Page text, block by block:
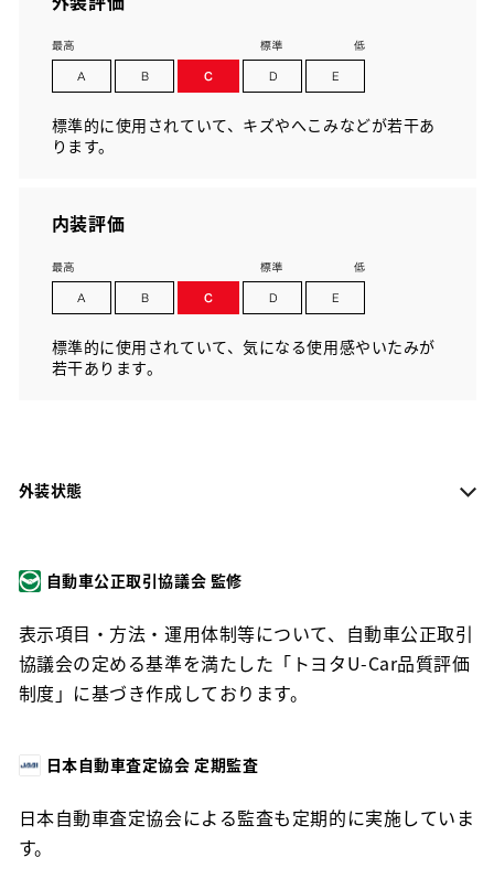
標準的に使用されていて、キズやへこみなどが若干あ
ります。
内装評価
標準的に使用されていて、気になる使用感やいたみが
若干あります。
外装状態
自動車公正取引協議会 監修
表示項目・方法・運用体制等について、自動車公正取引
協議会の定める基準を満たした「トヨタU-Car品質評価
制度」に基づき作成しております。
日本自動車査定協会 定期監査
日本自動車査定協会による監査も定期的に実施していま
す。